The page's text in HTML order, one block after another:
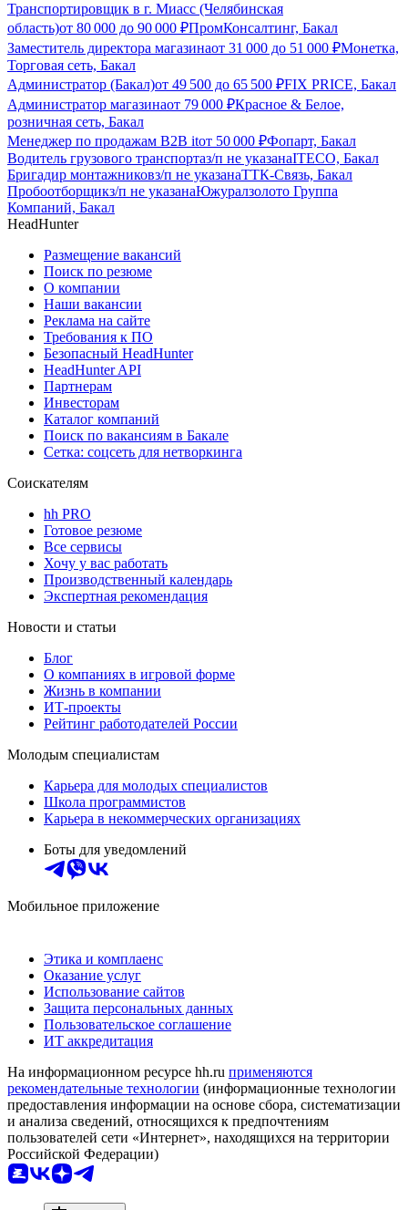
Транспортировщик в г. Миасс (Челябинская
область)от 80 000 до 90 000 ₽ПромКонсалтинг, Бакал
Заместитель директора магазинаот 31 000 до 51 000 ₽Монетка,
Торговая сеть, Бакал
Администратор (Бакал)от 49 500 до 65 500 ₽FIX PRICE, Бакал
Администратор магазинаот 79 000 ₽Красное & Белое,
розничная сеть, Бакал
Менеджер по продажам B2B itот 50 000 ₽Фопарт, Бакал
Водитель грузового транспортаз/п не указанаITECO, Бакал
Бригадир монтажниковз/п не указанаТТК-Связь, Бакал
Пробоотборщикз/п не указанаЮжуралзолото Группа
Компаний, Бакал
HeadHunter
Размещение вакансий
Поиск по резюме
О компании
Наши вакансии
Реклама на сайте
Требования к ПО
Безопасный HeadHunter
HeadHunter API
Партнерам
Инвесторам
Каталог компаний
Поиск по вакансиям в Бакале
Сетка: соцсеть для нетворкинга
Соискателям
hh PRO
Готовое резюме
Все сервисы
Хочу у вас работать
Производственный календарь
Экспертная рекомендация
Новости и статьи
Блог
О компаниях в игровой форме
Жизнь в компании
ИТ-проекты
Рейтинг работодателей России
Молодым специалистам
Карьера для молодых специалистов
Школа программистов
Карьера в некоммерческих организациях
Боты для уведомлений
Мобильное приложение
Этика и комплаенс
Оказание услуг
Использование сайтов
Защита персональных данных
Пользовательское соглашение
ИТ аккредитация
На информационном ресурсе hh.ru применяются
рекомендательные технологии (информационные технологии
предоставления информации на основе сбора, систематизации
и анализа сведений, относящихся к предпочтениям
пользователей сети «Интернет», находящихся на территории
Российской Федерации)